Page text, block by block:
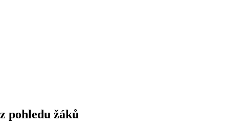
pohledu žáků